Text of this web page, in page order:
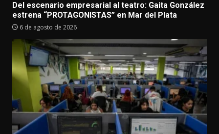
Del escenario empresarial al teatro: Gaita González
estrena “PROTAGONISTAS” en Mar del Plata
6 de agosto de 2026